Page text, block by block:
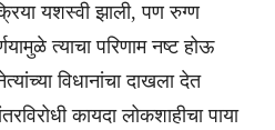
यशस्वी झाली, पण रुग्ण
त्याचा परिणाम नष्ट होऊ
विधानांचा दाखला देत
कायदा लोकशाहीचा पाया